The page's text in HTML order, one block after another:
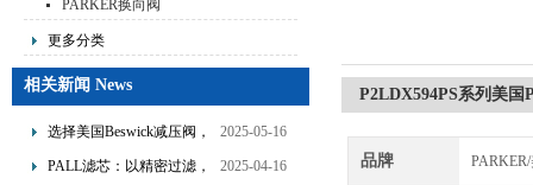
PARKER换向阀
更多分类
相关新闻 News
选择美国Beswick减压阀，
提升流体系统效率
2025-05-16
PALL滤芯：以精密过滤，
2025-04-16
P2LDX594PS系列美国
品牌